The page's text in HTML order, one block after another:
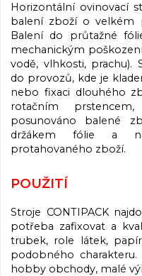
Horizontální ovinovací
balení zboží o velkém
Balení do průtažné
mechanickým
vodě, vlhkosti, prachu).
do provozů, kde je
nebo fixaci dlouhého
rotačním
posunováno balené
držákem fólie a
protahovaného zboží.
POUŽITÍ
Stroje CONTIPACK
potřeba zafixovat a
trubek, role látek,
podobného charakteru.
hobby obchody, malé